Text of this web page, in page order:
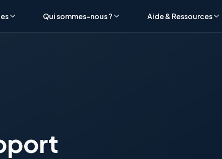
Qui sommes-nous ? Aide & Ressources